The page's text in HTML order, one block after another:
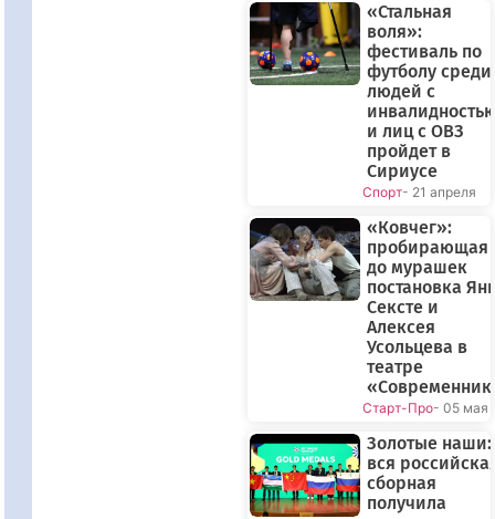
«Стальная
воля»:
фестиваль по
футболу среди
людей с
и лиц с ОВЗ
пройдет в
Сириусе
Спорт- 21 апреля
«Ковчег»:
пробирающая
до мурашек
постановка
Сексте и
Алексея
Усольцева в
театре
Старт-Про- 05 мая
Золотые наши:
вся
сборная
получила